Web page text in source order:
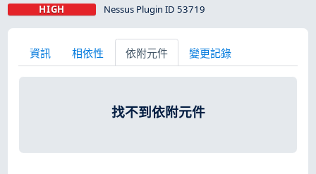
HIGH Nessus Plugin ID 53719
資訊 相依性 依附元件 變更記錄
找不到依附元件